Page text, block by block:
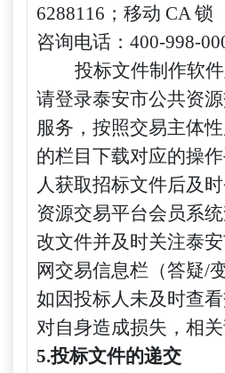
6288116；移动 CA 锁
咨询电话：400-998-
投标文件制作软
请登录泰安市公共资
服务，按照交易主体
的栏目下载对应的操
人获取招标文件后及
资源交易平台会员系
改文件并及时关注泰
网交易信息栏（答疑/
如因投标人未及时查
对自身造成损失，相关
5.投标文件的递交